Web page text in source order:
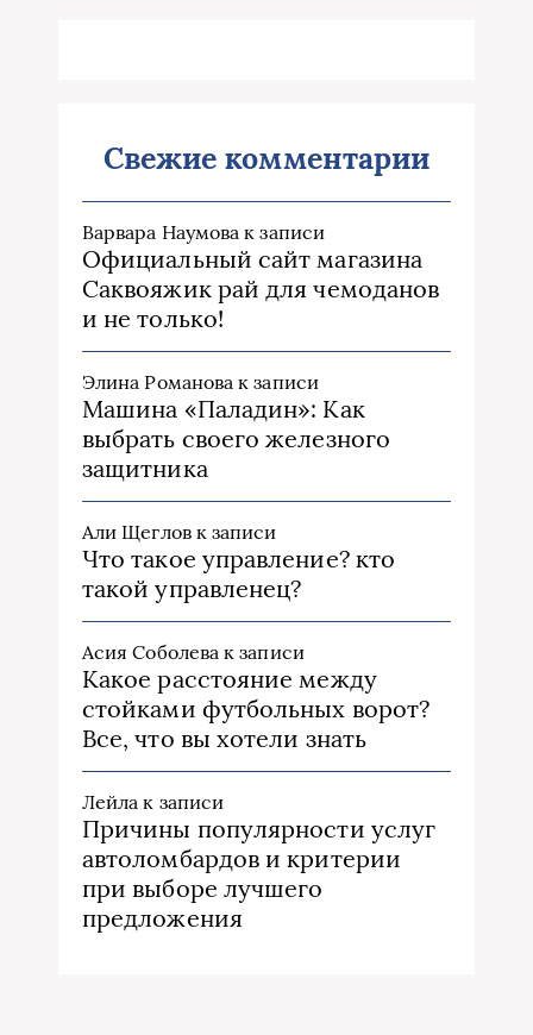
Свежие комментарии
Варвара Наумова к записи
Официальный сайт магазина
Саквояжик рай для чемоданов
и не только!
Элина Романова к записи
Машина «Паладин»: Как
выбрать своего железного
защитника
Али Щегловк записи
Что такое управление? кто
такой управленец?
Асия Соболева к записи
Какое расстояние между
стойками футбольных ворот?
Все, что вы хотели знать
Лейла к записи
Причины популярности услуг
автоломбардов и критерии
при выборе лучшего
предложения